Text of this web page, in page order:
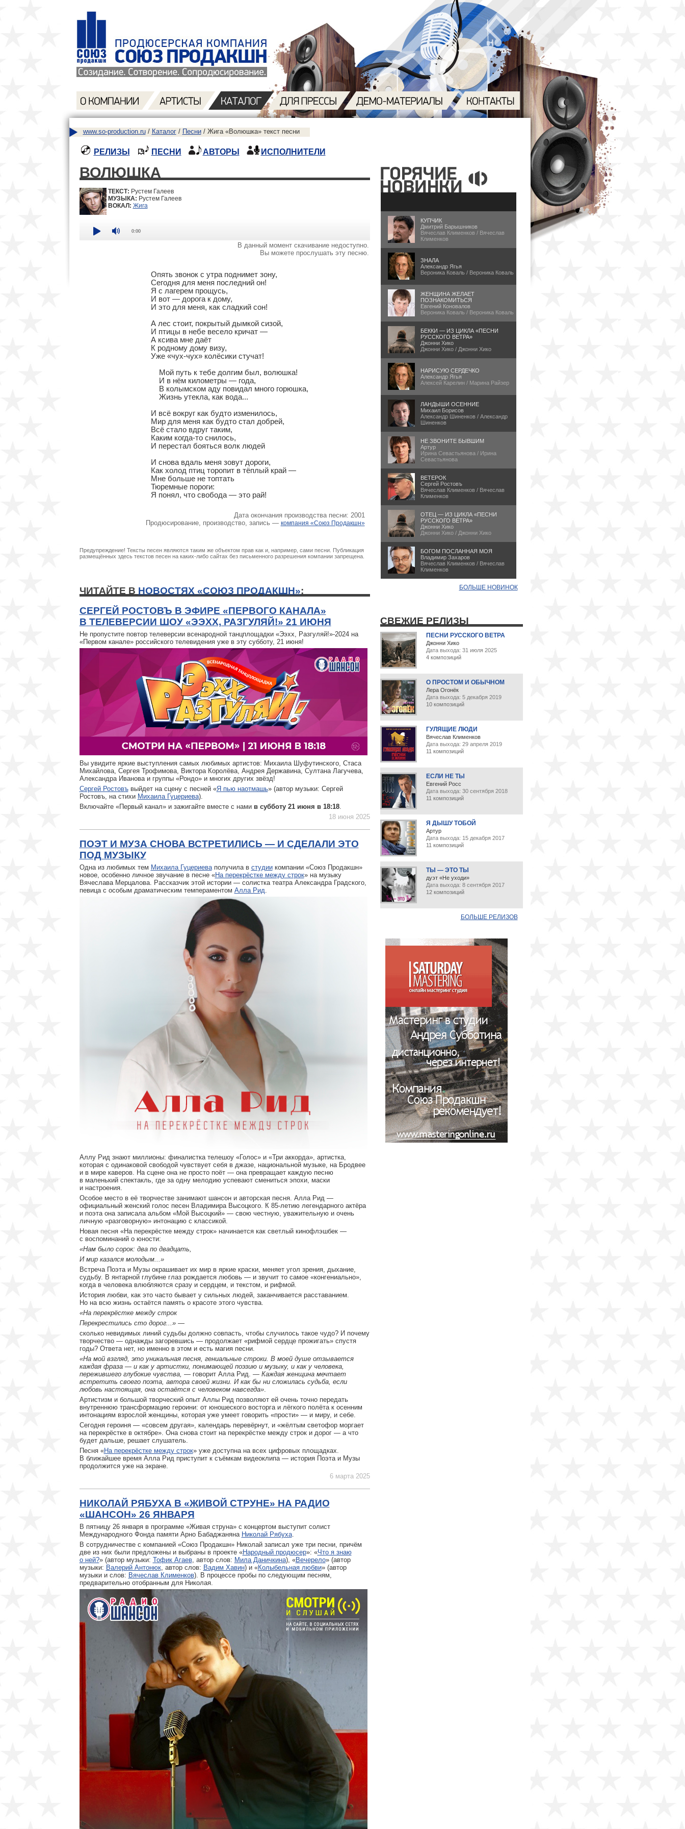
www.so-production.ru/ Каталог/ Песни/ Жига «Волюшка» текст песни
РЕЛИЗЫ ПЕСНИ АВТОРЫ ИСПОЛНИТЕЛИ
ВОЛЮШКА
ТЕКСТ: Рустем Галеев
МУЗЫКА: Рустем Галеев
ВОКАЛ: Жига
0:00
В данный момент скачивание недоступно.
Вы можете прослушать эту песню.
Опять звонок с утра поднимет зону,
Сегодня для меня последний он!
Я с лагерем прощусь,
И вот — дорога к дому,
И это для меня, как сладкий сон!
А лес стоит, покрытый дымкой сизой,
И птицы в небе весело кричат —
А ксива мне даёт
К родному дому визу,
Уже «чух-чух» колёсики стучат!
    Мой путь к тебе долгим был, волюшка!
    И в нём километры — года,
    В колымском аду повидал много горюшка,
    Жизнь утекла, как вода...
И всё вокруг как будто изменилось,
Мир для меня как будто стал добрей,
Всё стало вдруг таким,
Каким когда-то снилось,
И перестал бояться волк людей
И снова вдаль меня зовут дороги,
Как холод птиц торопит в тёплый край —
Мне больше не топтать
Тюремные пороги:
Я понял, что свобода — это рай!
Дата окончания производства песни: 2001
Продюсирование, производство, запись — компания «Союз Продакшн»
Предупреждение! Тексты песен являются таким же объектом прав как и, например, сами песни. Публикация
размещённых здесь текстов песен на каких-либо сайтах без письменного разрешения компании запрещена.
ЧИТАЙТЕ В НОВОСТЯХ «СОЮЗ ПРОДАКШН»:
СЕРГЕЙ РОСТОВЪ В ЭФИРЕ «ПЕРВОГО КАНАЛА»
В ТЕЛЕВЕРСИИ ШОУ «ЭЭХХ, РАЗГУЛЯЙ!» 21 ИЮНЯ
Не пропустите повтор телеверсии всенародной танцплощадки «Ээхх, Разгуляй!»-2024 на
«Первом канале» российского телевидения уже в эту субботу, 21 июня!
Вы увидите яркие выступления самых любимых артистов: Михаила Шуфутинского, Стаса
Михайлова, Сергея Трофимова, Виктора Королёва, Андрея Державина, Султана Лагучева,
Александра Иванова и группы «Рондо» и многих других звёзд!
Сергей Ростовъвыйдет на сцену с песней «Я пью наотмашь» (автор музыки: Сергей
Ростовъ, на стихи Михаила Гуцериева).
Включайте «Первый канал» и зажигайте вместе с нами в субботу 21 июня в 18:18.
18 июня 2025
ПОЭТ И МУЗА СНОВА ВСТРЕТИЛИСЬ — И СДЕЛАЛИ ЭТО
ПОД МУЗЫКУ
Одна из любимых тем Михаила Гуцериеваполучила в студиикомпании «Союз Продакшн»
новое, особенно личное звучание в песне «На перекрёстке между строк» на музыку
Вячеслава Мерцалова. Рассказчик этой истории — солистка театра Александра Градского,
певица с особым драматическим темпераментом Алла Рид.
Аллу Рид знают миллионы: финалистка телешоу «Голос» и «Три аккорда», артистка,
которая с одинаковой свободой чувствует себя в джазе, национальной музыке, на Бродвее
и в мире каверов. На сцене она не просто поёт — она превращает каждую песню
в маленький спектакль, где за одну мелодию успевают смениться эпохи, маски
и настроения.
Особое место в её творчестве занимают шансон и авторская песня. Алла Рид —
официальный женский голос песен Владимира Высоцкого. К 85-летию легендарного актёра
и поэта она записала альбом «Мой Высоцкий» — свою честную, уважительную и очень
личную «разговорную» интонацию с классикой.
Новая песня «На перекрёстке между строк» начинается как светлый кинофлэшбек —
с воспоминаний о юности:
«Нам было сорок: два по двадцать,
И мир казался молодым...»
Встреча Поэта и Музы окрашивает их мир в яркие краски, меняет угол зрения, дыхание,
судьбу. В янтарной глубине глаз рождается любовь — и звучит то самое «конгениально»,
когда в человека влюбляются сразу и сердцем, и текстом, и рифмой.
История любви, как это часто бывает у сильных людей, заканчивается расставанием.
Но на всю жизнь остаётся память о красоте этого чувства.
«На перекрёстке между строк
Перекрестились сто дорог...» —
сколько невидимых линий судьбы должно совпасть, чтобы случилось такое чудо? И почему
творчество — однажды загоревшись — продолжает «рифмой сердце прожигать» спустя
годы? Ответа нет, но именно в этом и есть магия песни.
«На мой взгляд, это уникальная песня, гениальные строки. В моей душе отзывается
каждая фраза — и как у артистки, понимающей поэзию и музыку, и как у человека,
пережившего глубокие чувства, — говорит Алла Рид. — Каждая женщина мечтает
встретить своего поэта, автора своей жизни. И как бы ни сложилась судьба, если
любовь настоящая, она остаётся с человеком навсегда».
Артистизм и большой творческий опыт Аллы Рид позволяют ей очень точно передать
внутреннюю трансформацию героини: от юношеского восторга и лёгкого полёта к осенним
интонациям взрослой женщины, которая уже умеет говорить «прости» — и миру, и себе.
Сегодня героиня — «совсем другая», календарь перевёрнут, и «жёлтым светофор моргает
на перекрёстке в октябре». Она снова стоит на перекрёстке между строк и дорог — а что
будет дальше, решает слушатель.
Песня «На перекрёстке между строк» уже доступна на всех цифровых площадках.
В ближайшее время Алла Рид приступит к съёмкам видеоклипа — история Поэта и Музы
продолжится уже на экране.
6 марта 2025
НИКОЛАЙ РЯБУХА В «ЖИВОЙ СТРУНЕ» НА РАДИО
«ШАНСОН» 26 ЯНВАРЯ
В пятницу 26 января в программе «Живая струна» с концертом выступит солист
Международного Фонда памяти Арно Бабаджаняна Николай Рябуха.
В сотрудничестве с компанией «Союз Продакшн» Николай записал уже три песни, причём
две из них были предложены и выбраны в проекте «Народный продюсер»: «Что я знаю
о ней?» (автор музыки: Тофик Агаев, автор слов: Мила Даничкина), «Вечерело» (автор
музыки: Валерий Антонюк, автор слов: Вадим Хавин) и «Колыбельная любви» (автор
музыки и слов: Вячеслав Клименков). В процессе пробы по следующим песням,
предварительно отобранным для Николая.
КУПЧИК
Дмитрий Барышников
Вячеслав Клименков / Вячеслав
Клименков
ЗНАЛА
Александр Ягья
Вероника Коваль / Вероника Коваль
ЖЕНЩИНА ЖЕЛАЕТ
ПОЗНАКОМИТЬСЯ
Евгений Коновалов
Вероника Коваль / Вероника Коваль
БЕККИ — ИЗ ЦИКЛА «ПЕСНИ
РУССКОГО ВЕТРА»
Джонни Хико
Джонни Хико / Джонни Хико
НАРИСУЮ СЕРДЕЧКО
Александр Ягья
Алексей Карелин / Марина Райзер
ЛАНДЫШИ ОСЕННИЕ
Михаил Борисов
Александр Шиненков / Александр
Шиненков
НЕ ЗВОНИТЕ БЫВШИМ
Артур
Ирина Севастьянова / Ирина
Севастьянова
ВЕТЕРОК
Сергей Ростовъ
Вячеслав Клименков / Вячеслав
Клименков
ОТЕЦ — ИЗ ЦИКЛА «ПЕСНИ
РУССКОГО ВЕТРА»
Джонни Хико
Джонни Хико / Джонни Хико
БОГОМ ПОСЛАННАЯ МОЯ
Владимир Захаров
Вячеслав Клименков / Вячеслав
Клименков
БОЛЬШЕ НОВИНОК
СВЕЖИЕ РЕЛИЗЫ
ПЕСНИ РУССКОГО ВЕТРА
Джонни Хико
Дата выхода: 31 июля 2025
4 композиций
О ПРОСТОМ И ОБЫЧНОМ
Лера Огонёк
Дата выхода: 5 декабря 2019
10 композиций
ГУЛЯЩИЕ ЛЮДИ
Вячеслав Клименков
Дата выхода: 29 апреля 2019
11 композиций
ЕСЛИ НЕ ТЫ
Евгений Росс
Дата выхода: 30 сентября 2018
11 композиций
Я ДЫШУ ТОБОЙ
Артур
Дата выхода: 15 декабря 2017
11 композиций
ТЫ — ЭТО ТЫ
дуэт «Не уходи»
Дата выхода: 8 сентября 2017
12 композиций
БОЛЬШЕ РЕЛИЗОВ